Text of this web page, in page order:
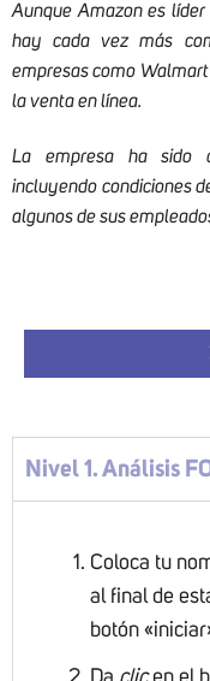
Aunque Amazon es
hay cada vez más
empresas como
la venta en línea.
La empresa ha sido
incluyendo condiciones
algunos de sus
Nivel 1. Análisis
Coloca tu
al final de
botón